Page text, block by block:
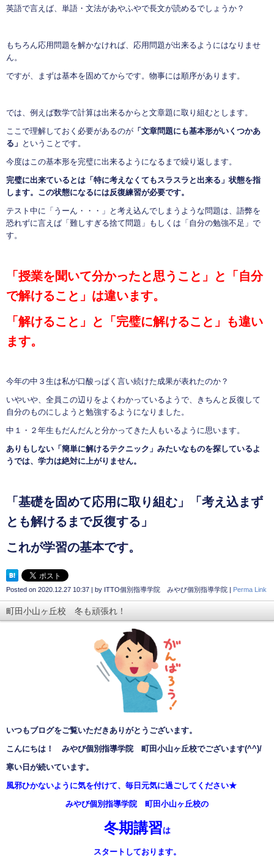
英語で言えば、単語・文法があやふやで長文が読めるでしょうか？
もちろん応用問題を解かなければ、応用問題が出来るようにはなりませ
ん。
ですが、まずは基本を固めてからです。物事には順序があります。
では、例えば数学で計算は出来るからと文章題に取り組むとします。
ここで理解しておく必要があるのが 「文章問題にも基本形がいくつかあ
る」 ということです。
今度はこの基本形を完璧に出来るようになるまで繰り返します。
完璧に出来ているとは「特に考えなくてもスラスラと出来る」状態を指
します。この状態になるには反復練習が必要です。
テスト中に「うーん・・・」と考え込んでしまうような問題は、語弊を
恐れずに言えば「難しすぎる捨て問題」もしくは「自分の勉強不足」で
す。
「授業を聞いて分かったと思うこと」と「自分
で解けること」は違います。
「解けること」と「完璧に解けること」も違い
ます。
今年の中３生は私が口酸っぱく言い続けた成果が表れたのか？
いやいや、全員この辺りをよくわかっているようで、きちんと反復して
自分のものにしようと勉強するようになりました。
中１・２年生もだんだんと分かってきた人もいるように思います。
ありもしない「簡単に解けるテクニック」みたいなものを探しているよ
うでは、学力は絶対に上がりません。
「基礎を固めて応用に取り組む」「考え込まず
とも解けるまで反復する」
これが学習の基本です。
Posted on 2020.12.27 10:37 | by ITTO個別指導学院 みやび個別指導学院 | Perma Link
町田小山ヶ丘校 冬も頑張れ！
いつもブログをご覧いただきありがとうございます。
こんにちは！ みやび個別指導学院 町田小山ヶ丘校でございます(^^)/
寒い日が続いています。
風邪ひかないように気を付けて、毎日元気に過ごしてください★
みやび個別指導学院 町田小山ヶ丘校の
冬期講習は
スタートしております。